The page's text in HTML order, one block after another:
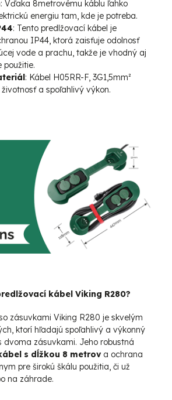
: Vďaka 8metrovému káblu ľahko
energiu tam, kde je potreba.
: Tento predlžovací kábel je
IP44, ktorá zaisťuje odolnosť
vode a prachu, takže je vhodný aj
použitie.
: Kábel H05RR-F, 3G1,5mm²
a spoľahlivý výkon.
kábel Viking R280?
zásuvkami Viking R280 je skvelým
ktorí hľadajú spoľahlivý a výkonný
dvoma zásuvkami. Jeho robustná
s dĺžkou 8 metrova ochrana
pre širokú škálu použitia, či už
na záhrade.